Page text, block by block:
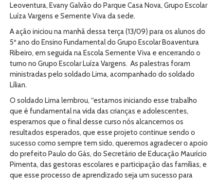
Leoventura, Evany Galvão do Parque Casa Nova, Grupo Escolar
Luíza Vargens e Semente Viva da sede.
A ação iniciou na manhã dessa terça (13/09) para os alunos do
5º ano do Ensino Fundamental do Grupo Escolar Boaventura
Ribeiro, em seguida na Escola Semente Viva e encerrando o
turno no Grupo Escolar Luíza Vargens. As palestras foram
ministradas pelo soldado Lima, acompanhado do soldado
Lílian.
O soldado Lima lembrou, “estamos iniciando esse trabalho
que é fundamental na vida das crianças e adolescentes,
esperamos que o final desse curso nós alcancemos os
resultados esperados, que esse projeto continue sendo o
sucesso como sempre tem sido, queremos agradecer o apoio
do prefeito Paulo do Gás, do Secretário de Educação Maurício
Pimenta, das gestoras escolares e participação das famílias, e
que esse processo de aprendizado seja um sucesso para